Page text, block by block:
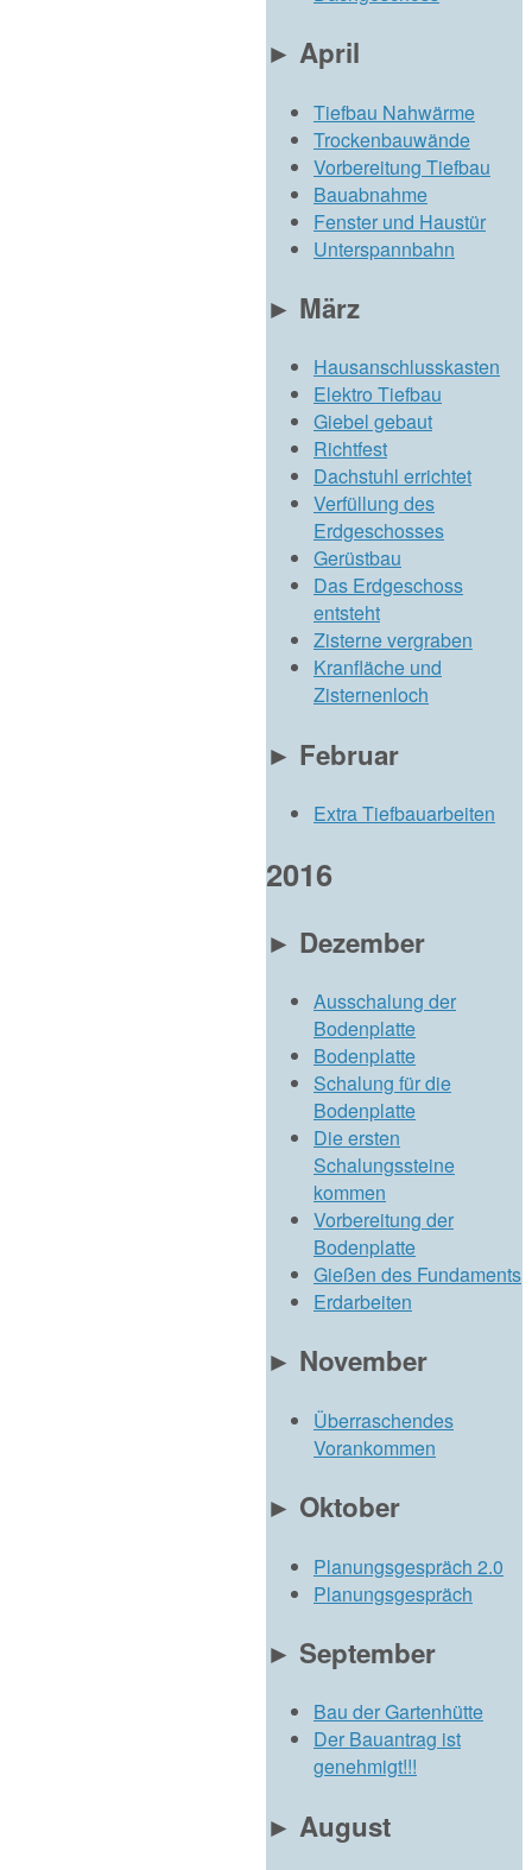
► April
Tiefbau Nahwärme
Trockenbauwände
Vorbereitung Tiefbau
Bauabnahme
Fenster und Haustür
Unterspannbahn
► März
Hausanschlusskasten
Elektro Tiefbau
Giebel gebaut
Richtfest
Dachstuhl errichtet
Verfüllung des
Erdgeschosses
Gerüstbau
Das Erdgeschoss
entsteht
Zisterne vergraben
Kranfläche und
Zisternenloch
► Februar
Extra Tiefbauarbeiten
2016
► Dezember
Ausschalung der
Bodenplatte
Bodenplatte
Schalung für die
Bodenplatte
Die ersten
Schalungssteine
kommen
Vorbereitung der
Bodenplatte
Gießen des Fundaments
Erdarbeiten
► November
Überraschendes
Vorankommen
► Oktober
Planungsgespräch 2.0
Planungsgespräch
► September
Bau der Gartenhütte
Der Bauantrag ist
genehmigt!!!
► August